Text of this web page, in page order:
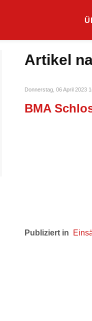
Artikel
Donnerstag, 06 April 2023
BMA
Publiziert in